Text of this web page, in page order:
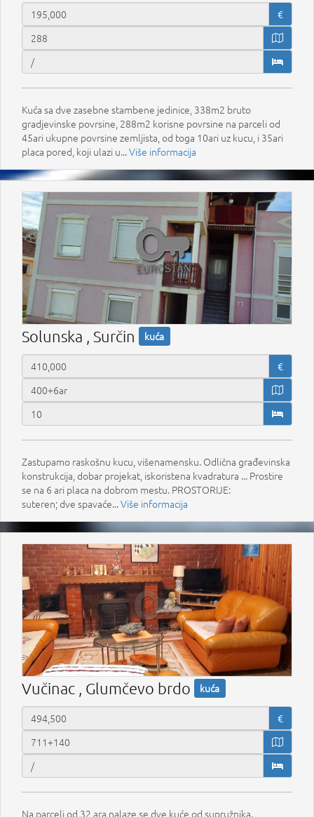
€
Kuća sa dve zasebne stambene jedinice, 338m2 bruto
gradjevinske povrsine, 288m2 korisne povrsine na parceli od
45ari ukupne povrsine zemljista, od toga 10ari uz kucu, i 35ari
placa pored, koji ulazi u...Više informacija
Solunska , Surčin kuća
€
Zastupamo raskošnu kucu, višenamensku. Odlična građevinska
konstrukcija, dobar projekat, iskoristena kvadratura ... Prostire
se na 6 ari placa na dobrom mestu. PROSTORIJE:
suteren; dve spavaće...Više informacija
Vučinac , Glumčevo brdo kuća
€
Na parceli od 32 ara nalaze se dve kuće od supružnika.